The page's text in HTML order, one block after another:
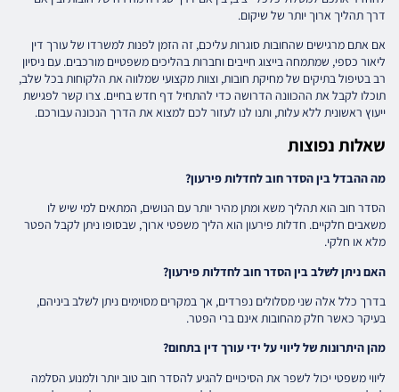
דרך תהליך ארוך יותר של שיקום.
אם אתם מרגישים שהחובות סוגרות עליכם, זה הזמן לפנות למשרדו של עורך דין
ליאור כספי, שמתמחה בייצוג חייבים וחברות בהליכים משפטיים מורכבים. עם ניסיון
רב בטיפול בתיקים של מחיקת חובות, וצוות מקצועי שמלווה את הלקוחות בכל שלב,
תוכלו לקבל את ההכוונה הדרושה כדי להתחיל דף חדש בחיים. צרו קשר לפגישת
ייעוץ ראשונית ללא עלות, ותנו לנו לעזור לכם למצוא את הדרך הנכונה עבורכם.
שאלות נפוצות
מה ההבדל בין הסדר חוב לחדלות פירעון?
הסדר חוב הוא תהליך משא ומתן מהיר יותר עם הנושים, המתאים למי שיש לו
משאבים חלקיים. חדלות פירעון הוא הליך משפטי ארוך, שבסופו ניתן לקבל הפטר
מלא או חלקי.
האם ניתן לשלב בין הסדר חוב לחדלות פירעון?
בדרך כלל אלה שני מסלולים נפרדים, אך במקרים מסוימים ניתן לשלב ביניהם,
בעיקר כאשר חלק מהחובות אינם ברי הפטר.
מהן היתרונות של ליווי על ידי עורך דין בתחום?
ליווי משפטי יכול לשפר את הסיכויים להגיע להסדר חוב טוב יותר ולמנוע הסלמה